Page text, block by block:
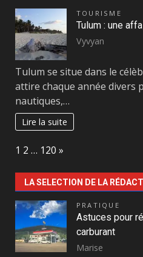
TOURISME
Tulum : une
Vyvyan
Tulum se situe dans le
attire chaque année divers
nautiques,…
Lire la suite
Page:
1 2 … 120 Next
»
LA SELECTION DE LA
PRATIQUE
Astuces pour
carburant
Marise